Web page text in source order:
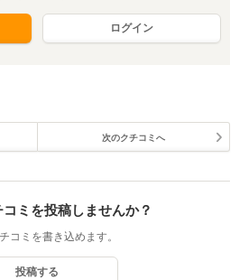
ログイン
次のクチコミへ
ミを投稿しませんか？
コミを書き込めます。
投稿する